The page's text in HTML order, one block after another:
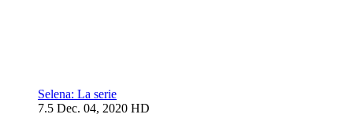
Selena: La serie
7.5 Dec. 04, 2020 HD